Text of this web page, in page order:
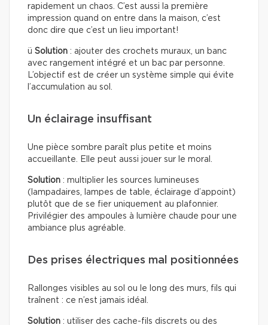
rapidement un chaos. C’est aussi la première
impression quand on entre dans la maison, c’est
donc dire que c’est un lieu important!
ü Solution : ajouter des crochets muraux, un banc
avec rangement intégré et un bac par personne.
L’objectif est de créer un système simple qui évite
l’accumulation au sol.
Un éclairage insuffisant
Une pièce sombre paraît plus petite et moins
accueillante. Elle peut aussi jouer sur le moral.
Solution : multiplier les sources lumineuses
(lampadaires, lampes de table, éclairage d’appoint)
plutôt que de se fier uniquement au plafonnier.
Privilégier des ampoules à lumière chaude pour une
ambiance plus agréable.
Des prises électriques mal positionnées
Rallonges visibles au sol ou le long des murs, fils qui
traînent : ce n’est jamais idéal.
Solution : utiliser des cache-fils discrets ou des